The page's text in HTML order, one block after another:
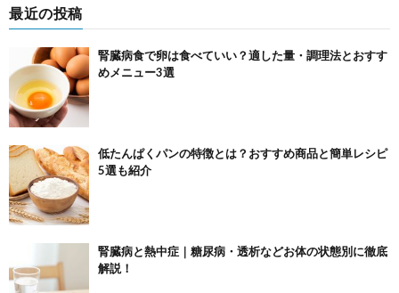
最近の投稿
腎臓病食で卵は食べていい？適した量・調理法とおすす
めメニュー3選
低たんぱくパンの特徴とは？おすすめ商品と簡単レシピ
5選も紹介
腎臓病と熱中症｜糖尿病・透析などお体の状態別に徹底
解説！